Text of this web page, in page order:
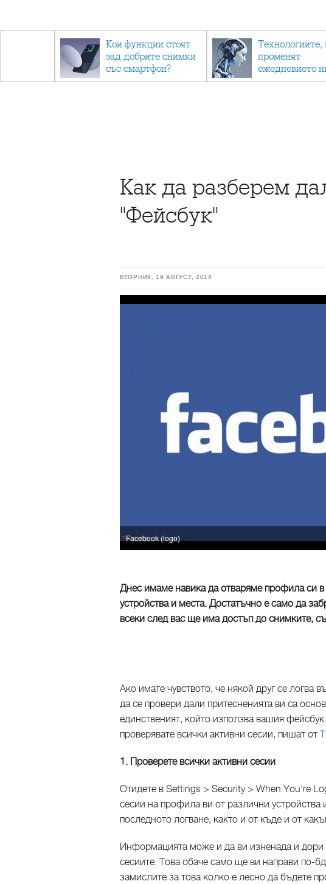
Кои функции стоят
зад добрите снимки
със смартфон?
Технологиите,
променят
ежедневието
иновации,
Как да разберем
"Фейсбук"
ВТОРНИК, 19 АВГУСТ, 2014
Facebook (logo)
Днес имаме навика да отваряме профила си
устройства и места. Достатъчно е само да
всеки след вас ще има достъп до снимките,
Ако имате чувството, че някой друг се логва
да се провери дали притесненията ви са
единственият, който използва вашия
проверявате всички активни сесии, пишат от
1. Проверете всички активни сесии
Отидете в Settings > Security > When You’re
сесии на профила ви от различни
последното логване, както и от къде и от
Информацията може и да ви изненада и дори
сесиите. Това обаче само ще ви направи по-
замислите за това колко е лесно да бъдете